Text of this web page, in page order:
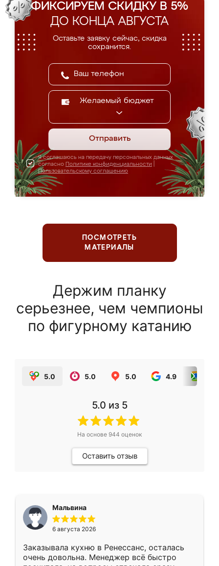
ФИКСИРУЕМ СКИДКУ В 5%
ДО КОНЦА АВГУСТА
Оставьте заявку сейчас, скидка
сохранится.
Желаемый бюджет
Отправить
Я соглашаюсь на передачу персональных данных
согласно Политике конфиденциальности
Пользовательскому соглашению
ПОСМОТРЕТЬ
МАТЕРИАЛЫ
Держим планку
серьезнее, чем чемпионы
по фигурному катанию
5.0 5.0 5.0 4.9
5.0 из 5
На основе 944 оценок
Оставить отзыв
Мальвина
6 августа 2026
Заказывала кухню в Ренессанс, осталась
очень довольна. Менеджер всё быстро